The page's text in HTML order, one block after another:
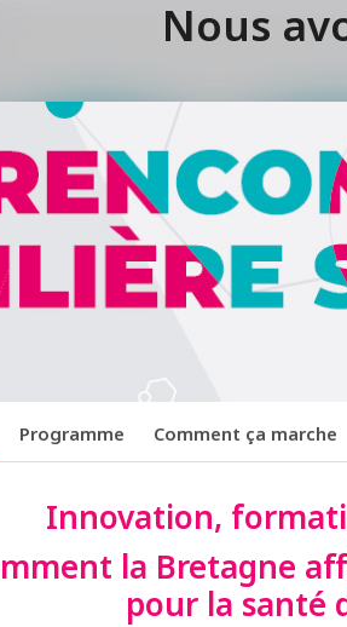
Nous
Programme Comment ça marche
Innovation,
la Bretagne
pour la santé